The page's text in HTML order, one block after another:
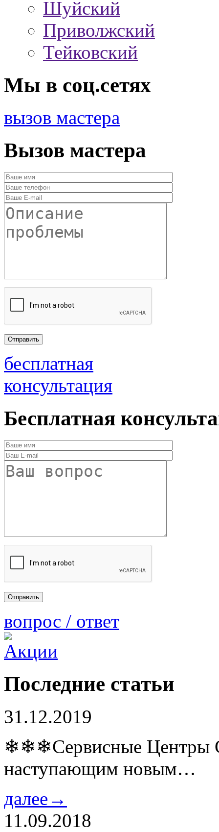
Шуйский
Приволжский
Тейковский
Мы в соц.сетях
вызов мастера
Вызов мастера
бесплатная
консультация
Бесплатная
вопрос / ответ
Последние статьи
31.12.2019
❄❄❄Сервисные Центры
наступающим новым…
далее→
11.09.2018